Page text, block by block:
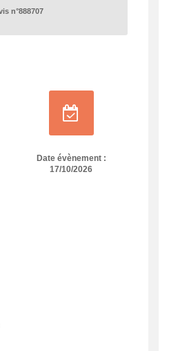
n°888707
Date évènement :
17/10/2026